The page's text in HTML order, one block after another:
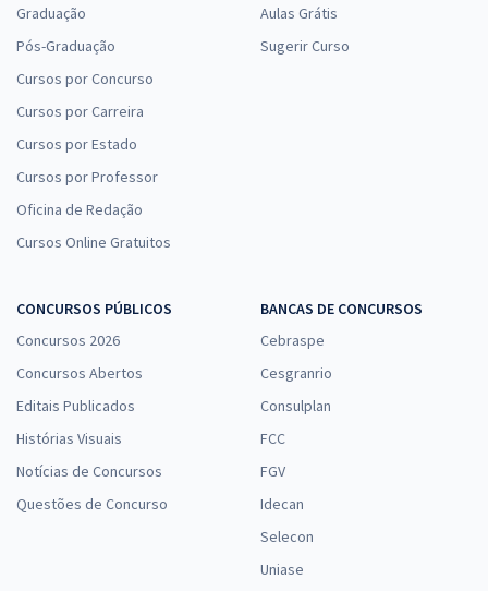
Graduação
Pós-Graduação
Cursos por Concurso
Cursos por Carreira
Cursos por Estado
Cursos por Professor
Oficina de Redação
Cursos Online Gratuitos
Aulas Grátis
Sugerir Curso
CONCURSOS PÚBLICOS
Concursos 2026
Concursos Abertos
Editais Publicados
Histórias Visuais
Notícias de Concursos
Questões de Concurso
BANCAS DE CONCURSOS
Cebraspe
Cesgranrio
Consulplan
FCC
FGV
Idecan
Selecon
Uniase